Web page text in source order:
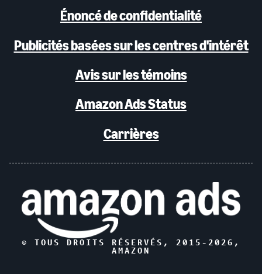
Énoncé de confidentialité
Publicités basées sur les centres d'intérêt
Avis sur les témoins
Amazon Ads Status
Carrières
© TOUS DROITS RÉSERVÉS, 2015- 2026 ,
AMAZON